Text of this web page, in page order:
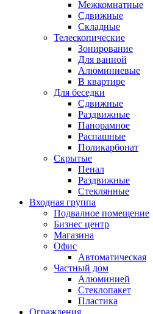
Межкомнатные
Сдвижные
Складные
Телескопические
Зонирование
Для ванной
Алюминиевые
В квартире
Для беседки
Сдвижные
Раздвижные
Панорамное
Распашные
Поликарбонат
Скрытые
Пенал
Раздвижные
Стеклянные
Входная группа
Подвалное помещение
Бизнес центр
Магазина
Офис
Автоматическая
Частный дом
Алюминией
Стеклопакет
Пластика
Ограждения